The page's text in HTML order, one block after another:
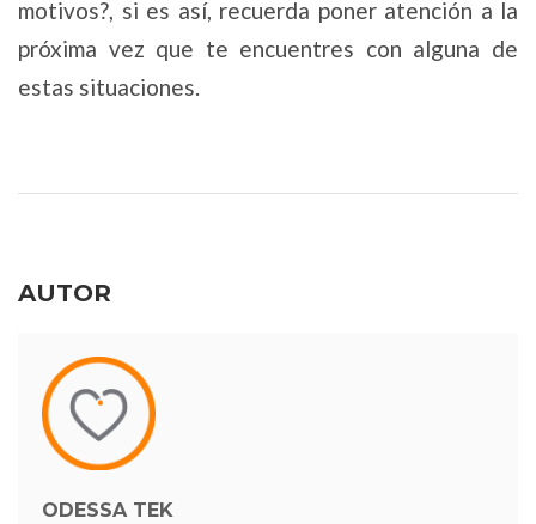
motivos?, si es así, recuerda poner atención a la
próxima vez que te encuentres con alguna de
estas situaciones.
AUTOR
ODESSA TEK